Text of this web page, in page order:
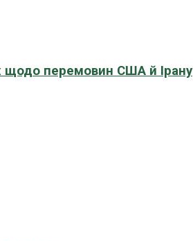
щодо перемовин США й Ірану